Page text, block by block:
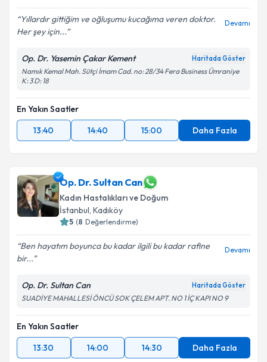
Yıllardır gittiğim ve oğluşumu kucağıma veren doktor.
Her şey için...
Devamı
Op. Dr. Yasemin Çakar Kement Haritada Göster
Namık Kemal Mah. Sütçi İmam Cad. no: 28/34 Fera Business Ümraniye
K: 3 D: 18
En Yakın Saatler
13:40
14:40 15:00 Daha Fazla
Op. Dr. Sultan Can
Kadın Hastalıkları ve Doğum
İstanbul, Kadıköy
5 (8 Değerlendirme)
Ben hayatım boyunca bu kadar ilgili bu kadar rafine
bir...
Devamı
Op. Dr. Sultan Can Haritada Göster
SUADİYE MAHALLESİ ÖNCÜ SOK ÇELEM APT. NO 1 İÇ KAPI NO 9
En Yakın Saatler
13:30
14:00 14:30 Daha Fazla